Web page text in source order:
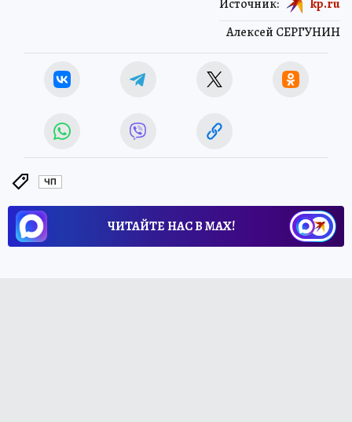
Алексей СЕРГУНИН
Источник: kp.ru
ЧП
ЧИТАЙТЕ НАС В МАХ!